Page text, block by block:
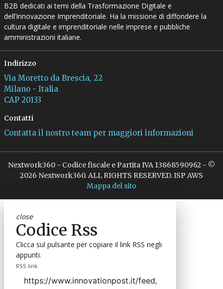
B2B dedicati ai temi della Trasformazione Digitale e
dell’Innovazione Imprenditoriale. Ha la missione di diffondere la
cultura digitale e imprenditoriale nelle imprese e pubbliche
amministrazioni italiane.
Indirizzo
Via Moretto da Brescia, 22
Milano - Italia
CAP 20133
Contatti
Contatta il nostro team per maggiori informazioni
Nextwork360 - Codice fiscale e Partita IVA 13868590962 - ©
2026 Nextwork360. ALL RIGHTS RESERVED. ISP AWS
Mappa del sito
close
Codice Rss
Clicca sul pulsante per copiare il link RSS negli
appunti.
RSS link